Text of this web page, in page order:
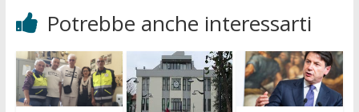
Potrebbe anche interessarti